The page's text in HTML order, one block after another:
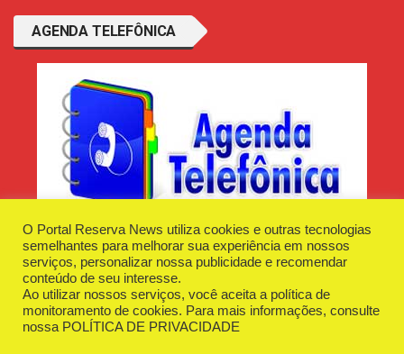
AGENDA TELEFÔNICA
Desenvolvido e Hospedado porPlugin Informática
Reserva News Tecnologia - CNPJ - 42.509.198/0001-83
O Portal Reserva News utiliza cookies e outras tecnologias
semelhantes para melhorar sua experiência em nossos
serviços, personalizar nossa publicidade e recomendar
conteúdo de seu interesse.
Ao utilizar nossos serviços, você aceita a política de
monitoramento de cookies. Para mais informações, consulte
nossa POLÍTICA DE PRIVACIDADE